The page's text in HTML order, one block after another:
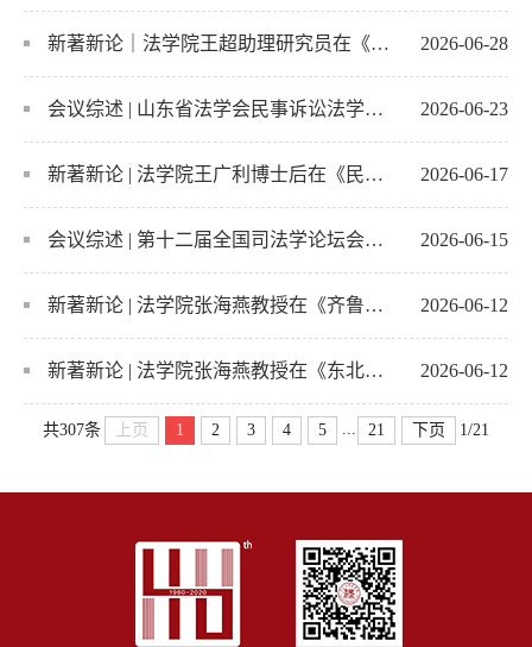
2026-06-28
新著新论｜法学院王超助理研究员在《比较法研究》发表最新理论成果
2026-06-23
会议综述 | 山东省法学会民事诉讼法学研究会2026年学术年会成功举办
2026-06-17
新著新论 | 法学院王广利博士后在《民主与法制》周刊发表最新理论成果
2026-06-15
会议综述 | 第十二届全国司法学论坛会议综述
2026-06-12
新著新论 | 法学院张海燕教授在《齐鲁学刊》发表最新理论成果
2026-06-12
新著新论 | 法学院张海燕教授在《东北大学学报（社会科学版）》发表最新理论成果
共307条 上页 1 2 3 4 5 21 下页 1/21